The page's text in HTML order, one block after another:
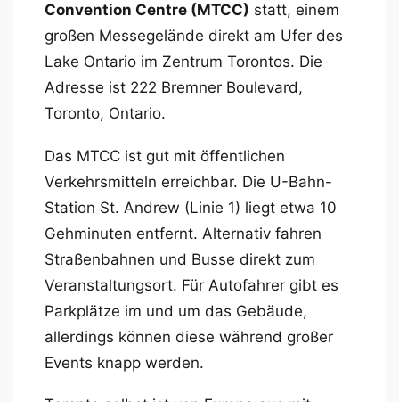
Convention Centre (MTCC) statt, einem
großen Messegelände direkt am Ufer des
Lake Ontario im Zentrum Torontos. Die
Adresse ist 222 Bremner Boulevard,
Toronto, Ontario.
Das MTCC ist gut mit öffentlichen
Verkehrsmitteln erreichbar. Die U-Bahn-
Station St. Andrew (Linie 1) liegt etwa 10
Gehminuten entfernt. Alternativ fahren
Straßenbahnen und Busse direkt zum
Veranstaltungsort. Für Autofahrer gibt es
Parkplätze im und um das Gebäude,
allerdings können diese während großer
Events knapp werden.